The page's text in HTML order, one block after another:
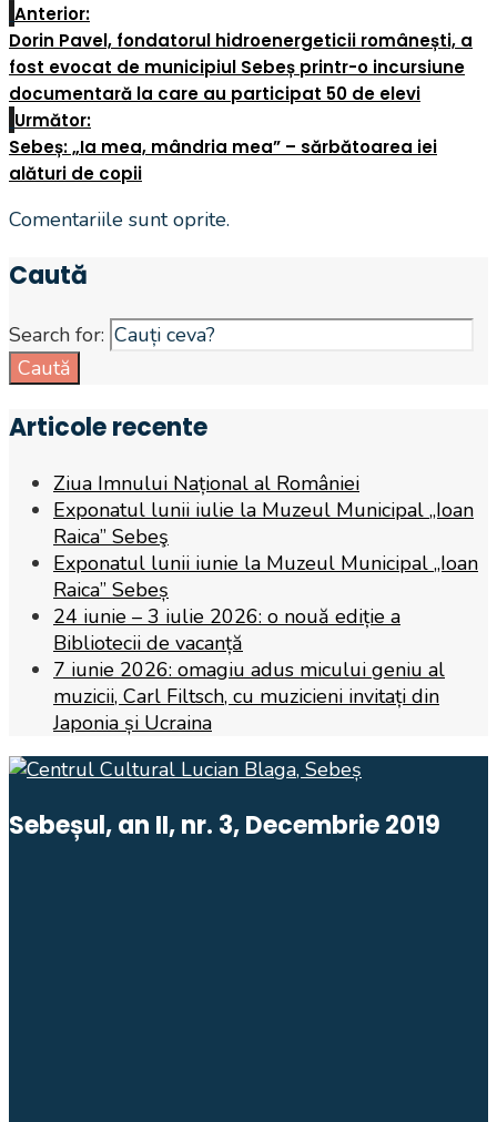
Anterior:
Dorin Pavel, fondatorul hidroenergeticii românești, a
fost evocat de municipiul Sebeș printr-o incursiune
documentară la care au participat 50 de elevi
Următor:
Sebeș: „Ia mea, mândria mea” – sărbătoarea iei
alături de copii
Comentariile sunt oprite.
Caută
Search for:
Caută
Articole recente
Ziua Imnului Național al României
Exponatul lunii iulie la Muzeul Municipal „Ioan
Raica” Sebeş
Exponatul lunii iunie la Muzeul Municipal „Ioan
Raica” Sebeș
24 iunie – 3 iulie 2026: o nouă ediție a
Bibliotecii de vacanță
7 iunie 2026: omagiu adus micului geniu al
muzicii, Carl Filtsch, cu muzicieni invitați din
Japonia și Ucraina
Sebeșul, an II, nr. 3, Decembrie 2019